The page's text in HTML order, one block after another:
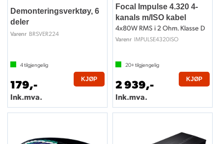
Demonteringsverktøy, 6
deler
Varenr BRSVER224
4tilgjengelig
179,-
Ink.mva.
KJØP
Focal Impulse 4.320 4-
kanals m/ISO kabel
4x80W RMS i 2 Ohm. Klasse D
Varenr IMPULSE4320ISO
20+tilgjengelig
2 939,-
Ink.mva.
KJØP